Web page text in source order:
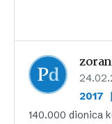
2017
140.000 dionica